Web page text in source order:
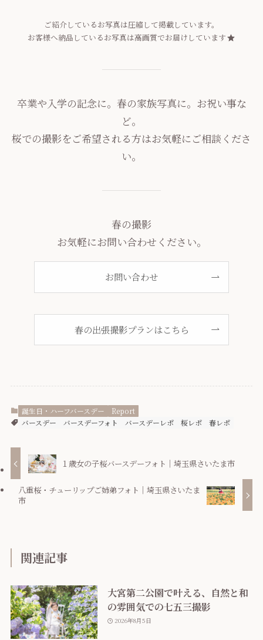
ご紹介しているお写真は圧縮して掲載しています。
お客様へ納品しているお写真は高画質でお届けしています
卒業や入学の記念に。春の家族写真に。お祝い事な
ど。
桜での撮影をご希望される方はお気軽にご相談くださ
い。
春の撮影
お気軽にお問い合わせください。
お問い合わせ
春の出張撮影プランはこちら
誕生日・ハーフバースデー
Report
バースデー
バースデーフォト バースデーレポ 桜レポ 春レポ
１歳女の子桜バースデーフォト｜埼玉県さいたま市
八重桜・チューリップご姉弟フォト｜埼玉県さいたま
市
関連記事
大宮第二公園で叶える、自然と和
の雰囲気での七五三撮影
2026年8月5日